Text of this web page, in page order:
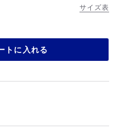
サイズ表
トに入れる